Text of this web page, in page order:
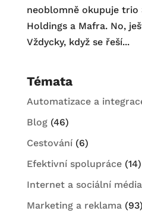
neoblomně okupuje trio
Holdings a Mafra. No,
Vždycky, když se řeší...
Témata
Automatizace a
Blog(46)
Cestování(6)
Efektivní spolupráce(14)
Internet a sociální média
Marketing a reklama(93)